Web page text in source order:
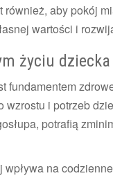
aby pokój
wartości i
życiu dziecka
i potrzeb
potrafią
na